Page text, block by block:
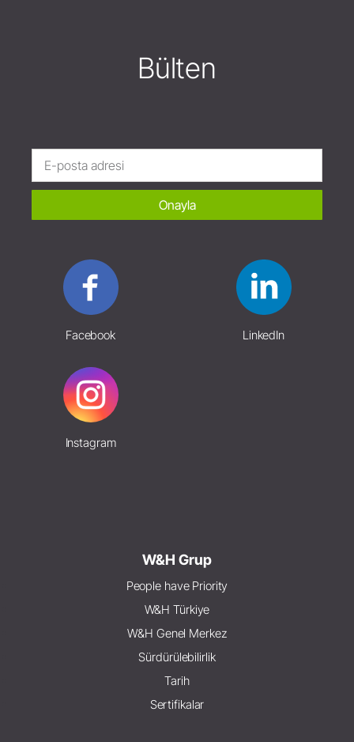
Bülten
Onayla
Facebook LinkedIn
Instagram
W&H Grup
People have Priority
W&H Türkiye
W&H Genel Merkez
Sürdürülebilirlik
Tarih
Sertifikalar